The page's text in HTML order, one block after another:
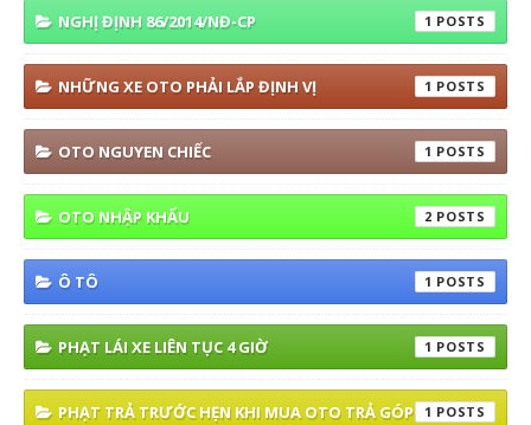
NGHỊ ĐỊNH 86/2014/NĐ-CP 1
NHỮNG XE OTO PHẢI LẮP ĐỊNH VỊ 1
OTO NGUYEN CHIẾC 1
OTO NHẬP KHẨU 2
Ô TÔ 1
PHẠT LÁI XE LIÊN TỤC 4 GIỜ 1
PHẠT TRẢ TRƯỚC HẸN KHI MUA OTO TRẢ GÓP 1